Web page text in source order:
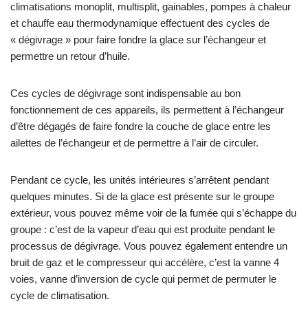
climatisations monoplit, multisplit, gainables, pompes à chaleur
et chauffe eau thermodynamique effectuent des cycles de
« dégivrage » pour faire fondre la glace sur l’échangeur et
permettre un retour d’huile.
Ces cycles de dégivrage sont indispensable au bon
fonctionnement de ces appareils, ils permettent à l’échangeur
d’être dégagés de faire fondre la couche de glace entre les
ailettes de l’échangeur et de permettre à l’air de circuler.
Pendant ce cycle, les unités intérieures s’arrêtent pendant
quelques minutes. Si de la glace est présente sur le groupe
extérieur, vous pouvez même voir de la fumée qui s’échappe du
groupe : c’est de la vapeur d’eau qui est produite pendant le
processus de dégivrage. Vous pouvez également entendre un
bruit de gaz et le compresseur qui accélère, c’est la vanne 4
voies, vanne d’inversion de cycle qui permet de permuter le
cycle de climatisation.